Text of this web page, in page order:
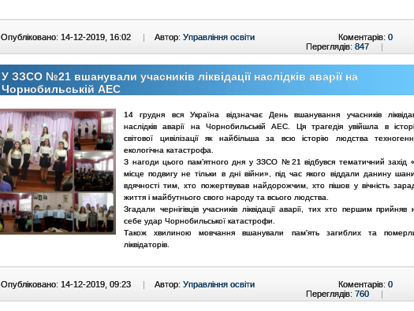
Опубліковано: 14-12-2019, 16:02 | Автор: Управління освіти Коментарів: 0
Переглядів: 847 |
У ЗЗСО №21 вшанували учасників ліквідації наслідків аварії на
Чорнобильській АЕС
14 грудня вся Україна відзначає День вшанування учасників
наслідків аварії на Чорнобильській АЕС. Ця трагедія увійшла в
світової цивілізації як найбільша за всю історію людства
екологічна катастрофа.
З нагоди цього пам’ятного дня у ЗЗСО №21 відбувся тематичний захід
місце подвигу не тільки в дні війни», під час якого віддали данину
вдячності тим, хто пожертвував найдорожчим, хто пішов у вічність
життя і майбутнього свого народу та всього людства.
Згадали чернігівців учасників ліквідації аварії, тих хто першим прийняв
себе удар Чорнобильської катастрофи.
Також хвилиною мовчання вшанували пам'ять загиблих та
ліквідаторів.
Опубліковано: 14-12-2019, 09:23 | Автор: Управління освіти Коментарів: 0
Переглядів: 760 |